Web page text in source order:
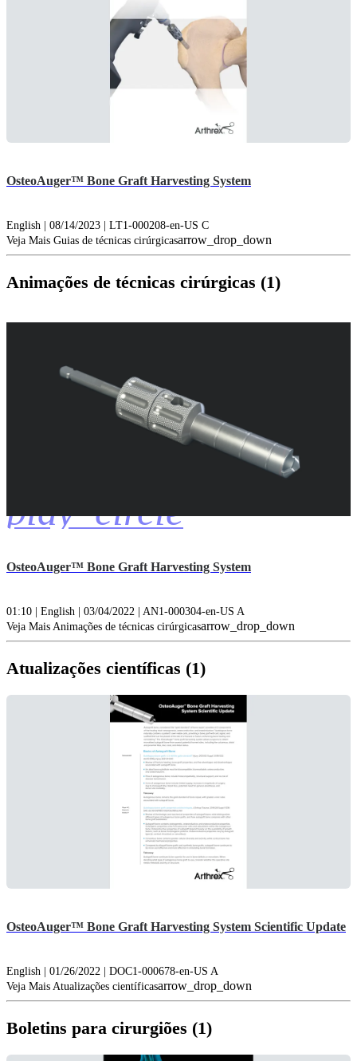
OsteoAuger™ Bone Graft Harvesting System
English | 08/14/2023 | LT1-000208-en-US C
Veja Mais Guias de técnicas cirúrgicasarrow_drop_down
Animações de técnicas cirúrgicas (1)
play_circle
OsteoAuger™ Bone Graft Harvesting System
01:10 | English | 03/04/2022 | AN1-000304-en-US A
Veja Mais Animações de técnicas cirúrgicasarrow_drop_down
Atualizações científicas (1)
OsteoAuger™ Bone Graft Harvesting System Scientific Update
English | 01/26/2022 | DOC1-000678-en-US A
Veja Mais Atualizações científicasarrow_drop_down
Boletins para cirurgiões (1)